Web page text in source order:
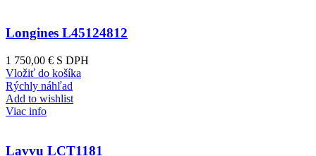
Longines L45124812
1 750,00 € S DPH
Vložiť do košíka
Rýchly náhľad
Add to wishlist
Viac info
Lavvu LCT1181